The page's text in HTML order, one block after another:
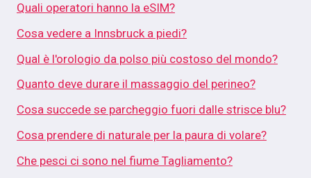
Quali operatori hanno la eSIM?
Cosa vedere a Innsbruck a piedi?
Qual è l'orologio da polso più costoso del mondo?
Quanto deve durare il massaggio del perineo?
Cosa succede se parcheggio fuori dalle strisce blu?
Cosa prendere di naturale per la paura di volare?
Che pesci ci sono nel fiume Tagliamento?